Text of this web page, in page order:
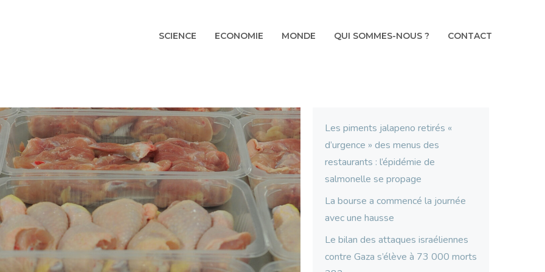
SCIENCE ECONOMIE MONDE QUI SOMMES-NOUS ? CONTACT
Les piments jalapeno retirés «
d’urgence » des menus des
restaurants : l’épidémie de
salmonelle se propage
La bourse a commencé la journée
avec une hausse
Le bilan des attaques israéliennes
contre Gaza s’élève à 73 000 morts